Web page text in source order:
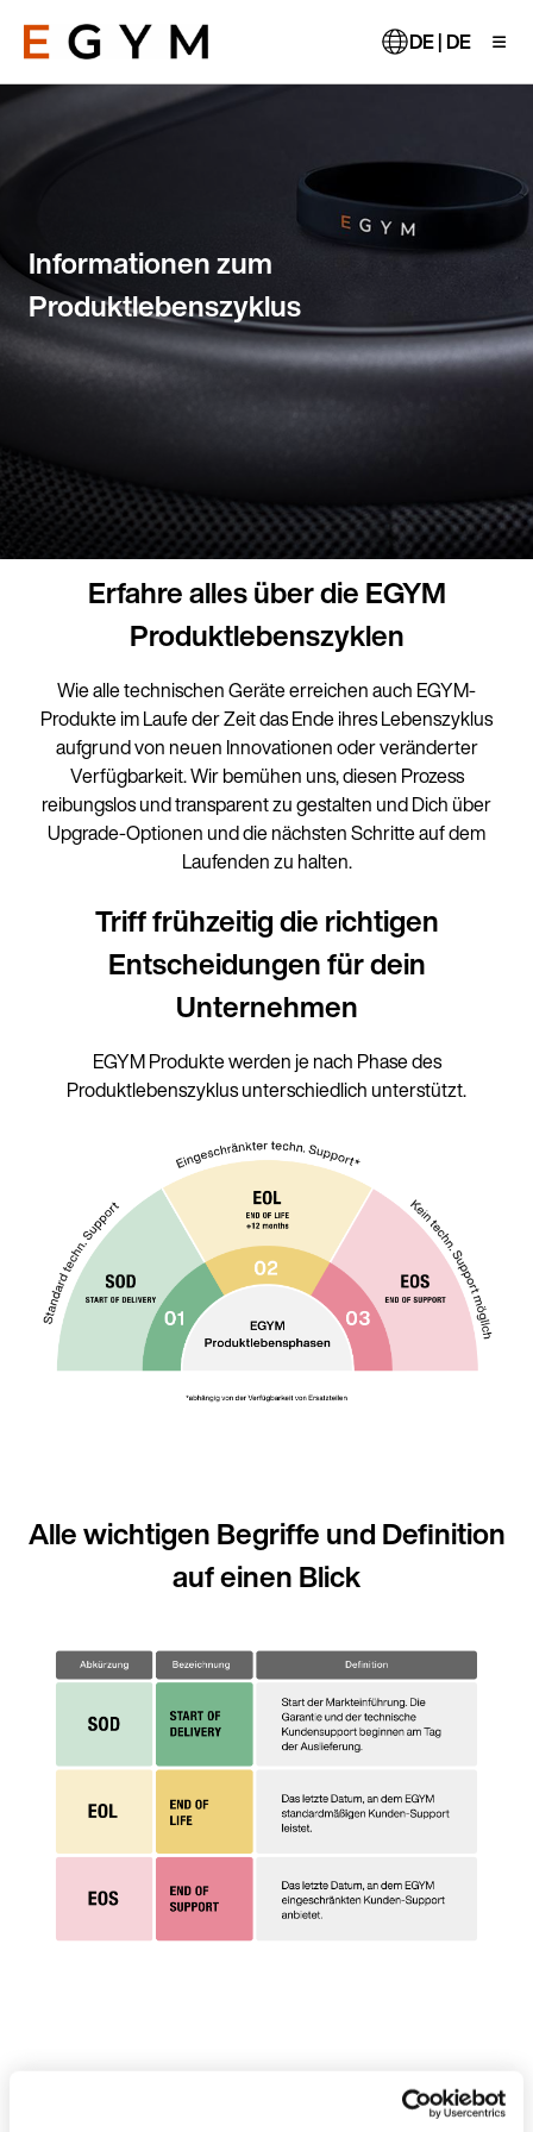
zum
Inhalt DE | DE
Informationen zum
Produktlebenszyklus
Erfahre alles über die EGYM
Produktlebenszyklen
Wie alle technischen Geräte erreichen auch EGYM-
Produkte im Laufe der Zeit das Ende ihres Lebenszyklus
aufgrund von neuen Innovationen oder veränderter
Verfügbarkeit. Wir bemühen uns, diesen Prozess
reibungslos und transparent zu gestalten und Dich über
Upgrade-Optionen und die nächsten Schritte auf dem
Laufenden zu halten.
Triff frühzeitig die richtigen
Entscheidungen für dein
Unternehmen
EGYM Produkte werden je nach Phase des
Produktlebenszyklus unterschiedlich unterstützt.
Alle wichtigen Begriffe und Definition
auf einen Blick
Offizielle Termine für die wichtigsten